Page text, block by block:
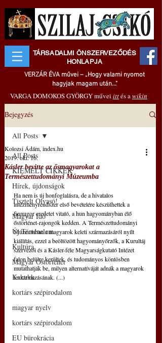
TÁRSADALMI ÖNSZERVEZŐDÉS
HONLAPJA
VERZÁR ÉVA művei – „Hogy valami nyomot
hagyjak magam után..."
VARGA DOMOKOS GYÖRGY művei ittés awikin
Bejegyzés
All Posts
KIEMELT CIKKEK
Hírek, újdonságok
Tisztelt Olvasó!
Magyar Idő
Új Történelem
Kultúra
Magyar Őstörténet
Kakukk
kortárs szépirodalom
magyar nyelv
kortárs szépirodalom
EU bürokrácia
All Posts
Kásler bevitte az ősmagyarokat a
Természettudományi Múzeumba
Kolozsi Ádám, index.hu
2019. okt. 16.
Ha nem is új honfoglalásra, de a hivatalos
intézményrendszer első bevételére készülhettek a
finnugor eredetet vitató, a hun hagyományban élő
őstörténet-rajongók kedden. A Természettudományi
Múzeumban a magyarok keleti származásáról nyílt
kiállítás, ezzel a beöltözött hagyományőrzők, a Kurultáj
szervezői és a Kásler-féle Magyarságkutató Intézet
falon belülre kerültek, és tudományos köntösben
mutathatják be, milyen alternatíváját adnák a magyarok
leszármazásának. (...)